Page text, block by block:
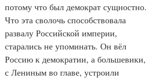
потому что был демократ сущностно.
Что эта сволочь способствовала
развалу Российской империи,
старались не упоминать. Он вёл
Россию к демократии, а большевики,
с Лениным во главе, устроили